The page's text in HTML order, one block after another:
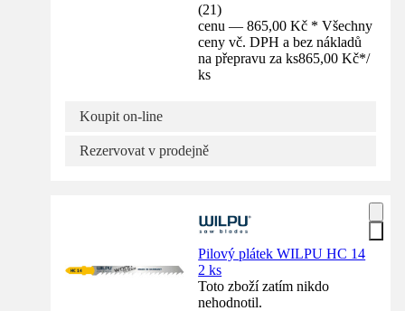
(21)
cenu — 865,00 Kč * Všechny
ceny vč. DPH a bez nákladů
na přepravu za ks865,00 Kč*/
ks
Koupit on-line
Rezervovat v prodejně
Pilový plátek WILPU HC 14
2 ks
Toto zboží zatím nikdo
nehodnotil.